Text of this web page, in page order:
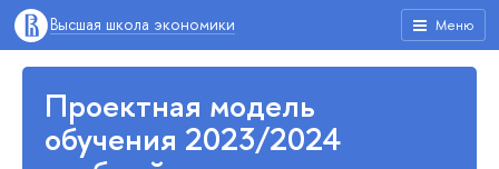
Меню
Высшая школа экономики
Проектная модель
обучения 2023/2024